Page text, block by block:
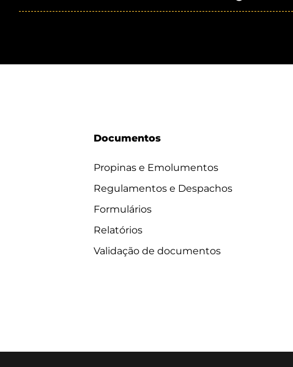
Documentos
Propinas e Emolumentos
Regulamentos e Despachos
Formulários
Relatórios
Validação de documentos